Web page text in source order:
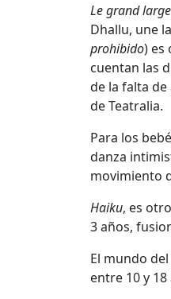
Le grand large
Dhallu, une
prohibido) es
cuentan las
de la falta
de Teatralia.
Para los
danza
movimiento
Haiku, es
3 años,
El mundo
entre 10 y